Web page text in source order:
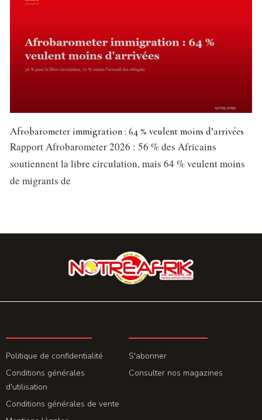
Afrobarometer immigration : 64 % veulent moins d’arrivées
Rapport Afrobarometer 2026 : 56 % des Africains
soutiennent la libre circulation, mais 64 % veulent moins
de migrants de
Politique de confidentialité
Conditions générales
d'utilisation
Conditions générales de vente
S'abonner
Consulter nos magazines